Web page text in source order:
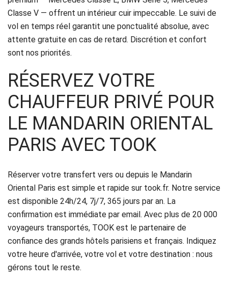
confidentialité
Classe V — offrent un intérieur cuir impeccable. Le suivi de
vol en temps réel garantit une ponctualité absolue, avec
attente gratuite en cas de retard. Discrétion et confort
sont nos priorités.
RÉSERVEZ VOTRE
CHAUFFEUR PRIVÉ POUR
LE MANDARIN ORIENTAL
PARIS AVEC TOOK
Réserver votre transfert vers ou depuis le Mandarin
Oriental Paris est simple et rapide sur took.fr. Notre service
est disponible 24h/24, 7j/7, 365 jours par an. La
confirmation est immédiate par email. Avec plus de 20 000
voyageurs transportés, TOOK est le partenaire de
confiance des grands hôtels parisiens et français. Indiquez
votre heure d'arrivée, votre vol et votre destination : nous
gérons tout le reste.